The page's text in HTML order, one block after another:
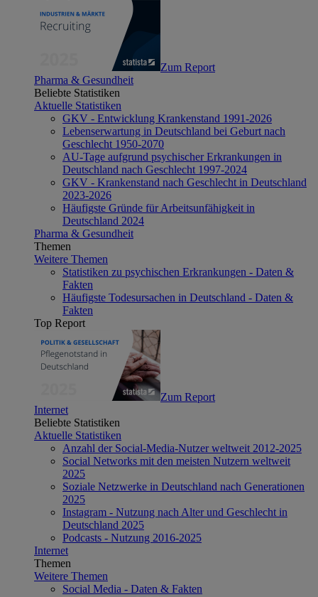
Zum Report
Pharma & Gesundheit
Beliebte Statistiken
Aktuelle Statistiken
GKV - Entwicklung Krankenstand 1991-2026
Lebenserwartung in Deutschland bei Geburt nach
Geschlecht 1950-2070
AU-Tage aufgrund psychischer Erkrankungen in
Deutschland nach Geschlecht 1997-2024
GKV - Krankenstand nach Geschlecht in Deutschland
2023-2026
Häufigste Gründe für Arbeitsunfähigkeit in
Deutschland 2024
Pharma & Gesundheit
Themen
Weitere Themen
Statistiken zu psychischen Erkrankungen - Daten &
Fakten
Häufigste Todesursachen in Deutschland - Daten &
Fakten
Top Report
Zum Report
Internet
Beliebte Statistiken
Aktuelle Statistiken
Anzahl der Social-Media-Nutzer weltweit 2012-2025
Social Networks mit den meisten Nutzern weltweit
2025
Soziale Netzwerke in Deutschland nach Generationen
2025
Instagram - Nutzung nach Alter und Geschlecht in
Deutschland 2025
Podcasts - Nutzung 2016-2025
Internet
Themen
Weitere Themen
Social Media - Daten & Fakten